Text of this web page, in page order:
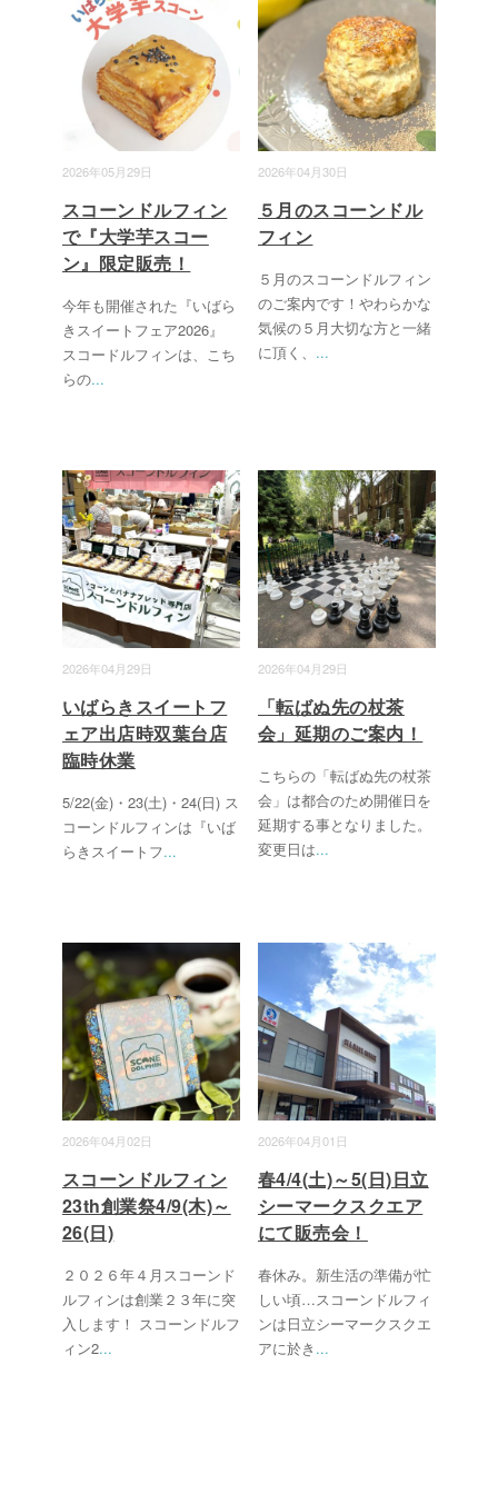
2026年05月29日
スコーンドルフィン
で『大学芋スコー
ン』限定販売！
今年も開催された『いばら
きスイートフェア2026』
スコードルフィンは、こち
らの...
2026年04月30日
５月のスコーンドル
フィン
５月のスコーンドルフィン
のご案内です！やわらかな
気候の５月大切な方と一緒
に頂く、 ...
2026年04月29日
いばらきスイートフ
ェア出店時双葉台店
臨時休業
5/22(金)・23(土)・24(日) ス
コーンドルフィンは『いば
らきスイートフ...
2026年04月29日
「転ばぬ先の杖茶
会」延期のご案内！
こちらの「転ばぬ先の杖茶
会」は都合のため開催日を
延期する事となりました。
変更日は...
2026年04月02日
スコーンドルフィン
23th創業祭4/9(木)～
26(日)
２０２６年４月スコーンド
ルフィンは創業２３年に突
入します！ スコーンドルフ
ィン2...
2026年04月01日
春4/4(土)～5(日)日立
シーマークスクエア
にて販売会！
春休み。新生活の準備が忙
しい頃…スコーンドルフィ
ンは日立シーマークスクエ
アに於き ...